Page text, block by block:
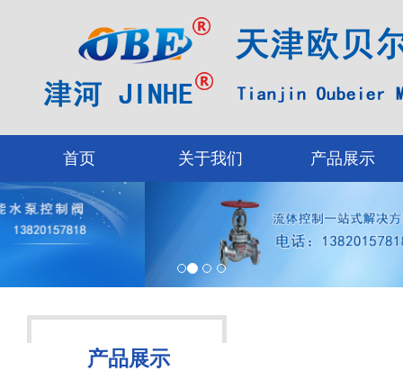
首页 关于我们 产品展示
产品展示